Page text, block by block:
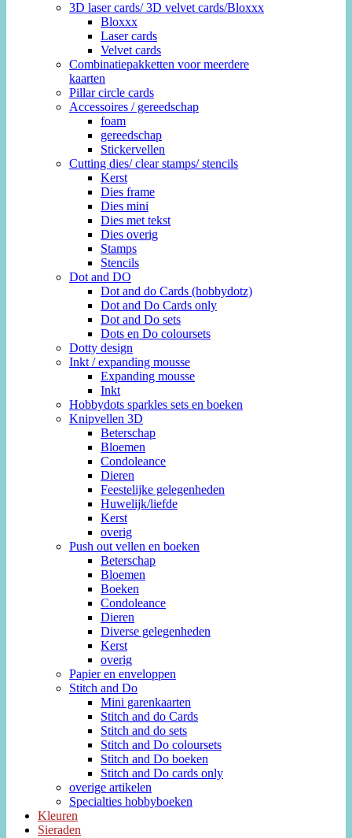
3D laser cards/ 3D velvet cards/Bloxxx
Bloxxx
Laser cards
Velvet cards
Combinatiepakketten voor meerdere
kaarten
Pillar circle cards
Accessoires / gereedschap
foam
gereedschap
Stickervellen
Cutting dies/ clear stamps/ stencils
Kerst
Dies frame
Dies mini
Dies met tekst
Dies overig
Stamps
Stencils
Dot and DO
Dot and do Cards (hobbydotz)
Dot and Do Cards only
Dot and Do sets
Dots en Do coloursets
Dotty design
Inkt / expanding mousse
Expanding mousse
Inkt
Hobbydots sparkles sets en boeken
Knipvellen 3D
Beterschap
Bloemen
Condoleance
Dieren
Feestelijke gelegenheden
Huwelijk/liefde
Kerst
overig
Push out vellen en boeken
Beterschap
Bloemen
Boeken
Condoleance
Dieren
Diverse gelegenheden
Kerst
overig
Papier en enveloppen
Stitch and Do
Mini garenkaarten
Stitch and do Cards
Stitch and do sets
Stitch and Do coloursets
Stitch and Do boeken
Stitch and Do cards only
overige artikelen
Specialties hobbyboeken
Kleuren
Sieraden